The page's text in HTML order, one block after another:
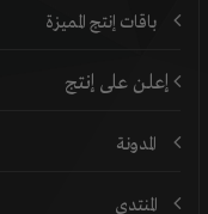
باقات إنتج المميزة
إعلن على إنتج
المدونة
المنتدي